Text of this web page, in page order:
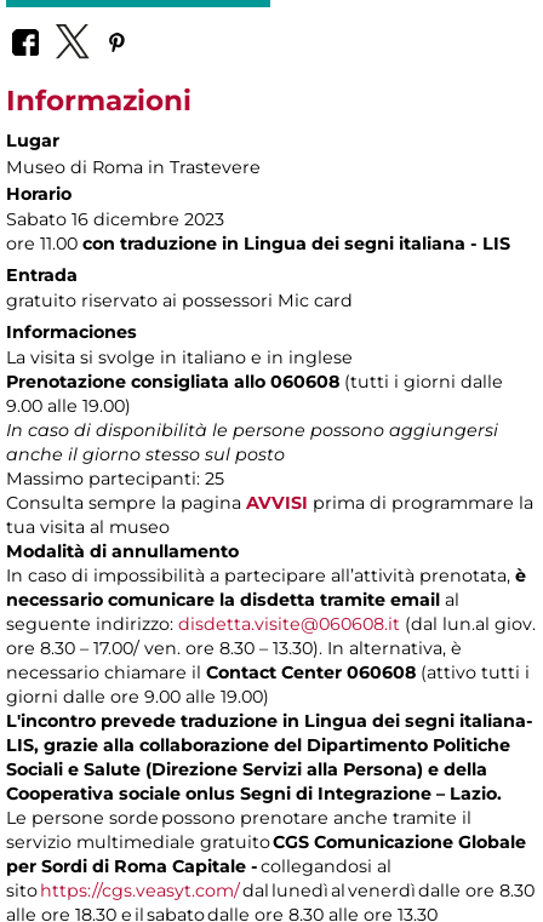
Informazioni
Lugar
Museo di Roma in Trastevere
Horario
Sabato 16 dicembre 2023
ore 11.00 con traduzione in Lingua dei segni italiana - LIS
Entrada
gratuito riservato ai possessori Mic card
Informaciones
La visita si svolge in italiano e in inglese
Prenotazione consigliata allo 060608 (tutti i giorni dalle
9.00 alle 19.00)
In caso di disponibilità le persone possono aggiungersi
anche il giorno stesso sul posto
Massimo partecipanti: 25
Consulta sempre la pagina AVVISI prima di programmare la
tua visita al museo
Modalità di annullamento
In caso di impossibilità a partecipare all’attività prenotata, è
necessario comunicare la disdetta tramite email al
seguente indirizzo: disdetta.visite@060608.it (dal lun.al giov.
ore 8.30 – 17.00/ ven. ore 8.30 – 13.30). In alternativa, è
necessario chiamare il Contact Center 060608 (attivo tutti i
giorni dalle ore 9.00 alle 19.00)
L'incontro prevede traduzione in Lingua dei segni italiana-
LIS, grazie alla collaborazione del Dipartimento Politiche
Sociali e Salute (Direzione Servizi alla Persona) e della
Cooperativa sociale onlus Segni di Integrazione – Lazio.
Le persone sorde possono prenotare anche tramite il
servizio multimediale gratuitoCGS Comunicazione Globale
per Sordi di Roma Capitale -collegandosi al
sitohttps://cgs.veasyt.com/dal lunedì al venerdì dalle ore 8.30
alle ore 18.30 e il sabato dalle ore 8.30 alle ore 13.30